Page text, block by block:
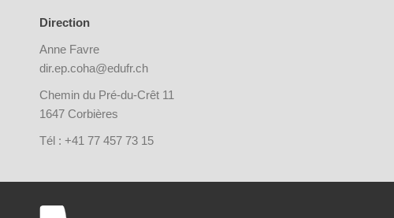
Direction
Anne Favre
dir.ep.coha@edufr.ch
Chemin du Pré-du-Crêt 11
1647 Corbières
Tél : +41 77 457 73 15